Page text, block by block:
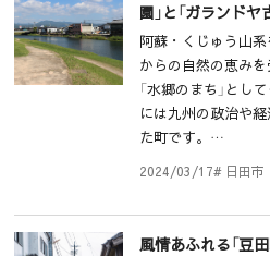
園」と「ガランドヤ
阿蘇・くじゅう山
からの自然の恵みを
「水郷のまち」とし
には九州の政治や
た町です。…
2024/03/17# 日田市
風情あふれる「豆